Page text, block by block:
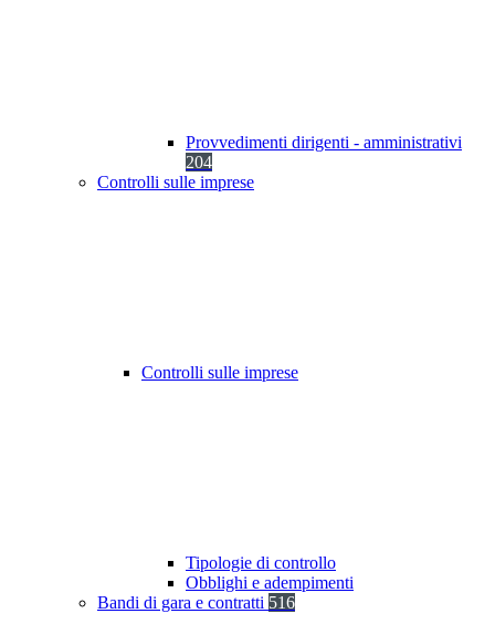
Provvedimenti dirigenti - amministrativi
204
Controlli sulle imprese
Controlli sulle imprese
Tipologie di controllo
Obblighi e adempimenti
Bandi di gara e contratti 516